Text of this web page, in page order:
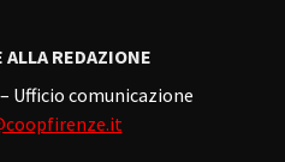
ALLA REDAZIONE
Ufficio comunicazione